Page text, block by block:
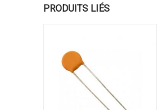
PRODUITS LIÉS